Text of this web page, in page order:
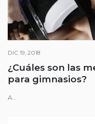
DIC 19, 2018
¿Cuáles son las
para gimnasios?
A...